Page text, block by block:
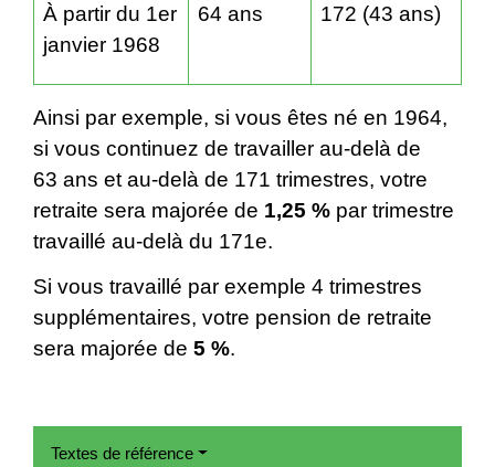
À partir du 1er
janvier 1968
64 ans 172 (43 ans)
Ainsi par exemple, si vous êtes né en 1964,
si vous continuez de travailler au-delà de
63 ans et au-delà de 171 trimestres, votre
retraite sera majorée de 1,25 % par trimestre
travaillé au-delà du 171e.
Si vous travaillé par exemple 4 trimestres
supplémentaires, votre pension de retraite
sera majorée de 5 %.
Textes de référence